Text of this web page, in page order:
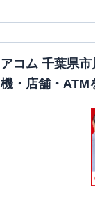
アコム 千葉県
機・店舗・ATM